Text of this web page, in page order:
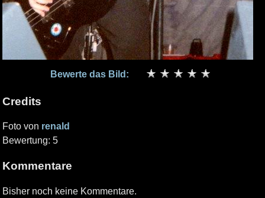
Bewerte das Bild:
Credits
Foto von renald
Bewertung: 5
Kommentare
Bisher noch keine Kommentare.